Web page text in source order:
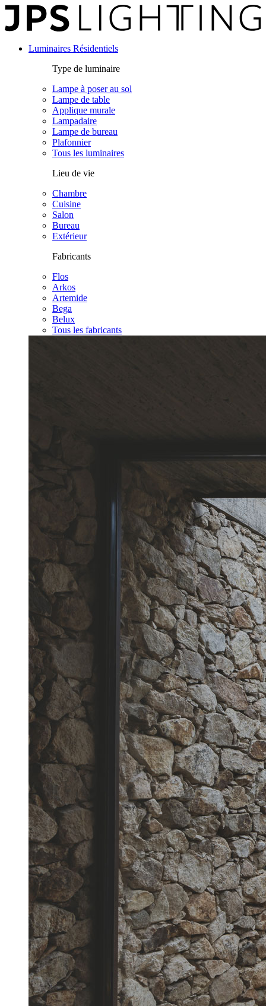
Luminaires Résidentiels
Type de luminaire
Lampe à poser au sol
Lampe de table
Applique murale
Lampadaire
Lampe de bureau
Plafonnier
Tous les luminaires
Lieu de vie
Chambre
Cuisine
Salon
Bureau
Extérieur
Fabricants
Flos
Arkos
Artemide
Bega
Belux
Tous les fabricants
Panneau de gestion des cookies